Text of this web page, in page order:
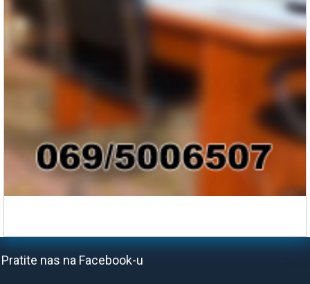
Pratite nas na Facebook-u